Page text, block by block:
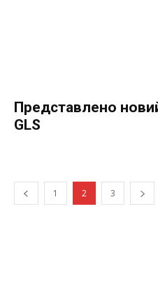
Представлено
GLS
1 2 3